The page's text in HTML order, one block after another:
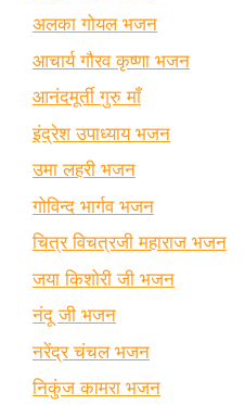
अलका गोयल भजन
आचार्य गौरव कृष्णा भजन
आनंदमूर्ती गुरु माँ
इंद्रेश उपाध्याय भजन
उमा लहरी भजन
गोविन्द भार्गव भजन
चित्र विचत्रजी महाराज भजन
जया किशोरी जी भजन
नंदू जी भजन
नरेंद्र चंचल भजन
निकुंज कामरा भजन